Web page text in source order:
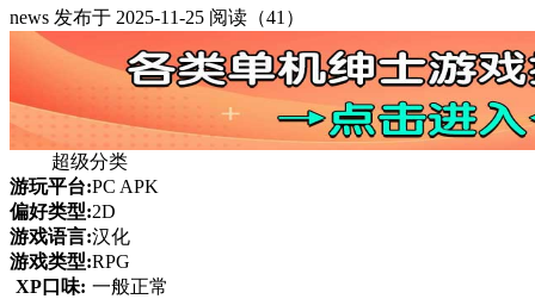
news 发布于 2025-11-25 阅读（41）
超级分类
游玩平台:PC APK
偏好类型:2D
游戏语言:汉化
游戏类型:RPG
XP口味: 一般正常